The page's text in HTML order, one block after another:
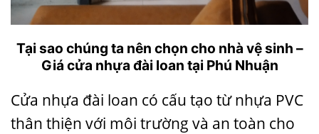
Tại sao chúng ta nên chọn cho nhà vệ sinh –
Giá cửa nhựa đài loan tại Phú Nhuận
Cửa nhựa đài loan có cấu tạo từ nhựa PVC
thân thiện với môi trường và an toàn cho